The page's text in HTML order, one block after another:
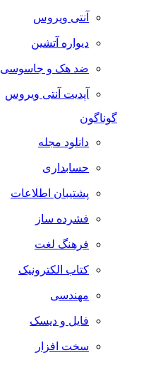
آنتی ویروس
دیواره آتشین
ضد هک و جاسوسی
آپدیت آنتی ویروس
گوناگون
دانلود مجله
حسابداری
پشتیبان اطلاعات
فشرده ساز
فرهنگ لغت
کتاب الکترونیک
مهندسی
فایل و دیسک
سخت افزار